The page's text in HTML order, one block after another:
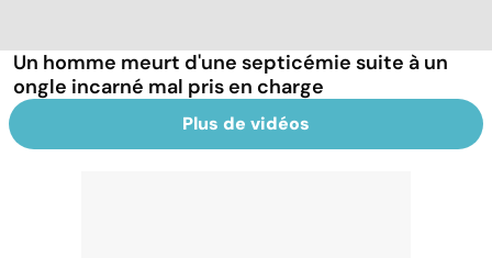
Un homme meurt d'une septicémie suite à un
ongle incarné mal pris en charge
Plus de vidéos